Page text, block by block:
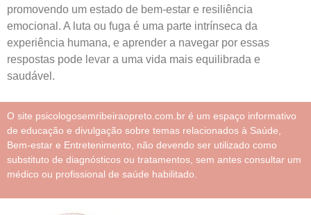
promovendo um estado de bem-estar e resiliência
emocional. A luta ou fuga é uma parte intrínseca da
experiência humana, e aprender a navegar por essas
respostas pode levar a uma vida mais equilibrada e
saudável.
O site psicologosemribeiraopreto.com.br é um espaço informativo
de educação e divulgação sobre temas relacionados à Saúde,
Bem-estar e Entretenimento, não devendo ser utilizado como
substituto de diagnósticos ou tratamentos, sem antes consultar um
médico ou profissional de saúde habilitado.